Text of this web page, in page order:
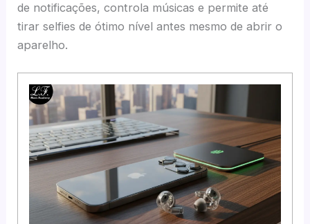
de notificações, controla músicas e permite até
tirar selfies de ótimo nível antes mesmo de abrir o
aparelho.